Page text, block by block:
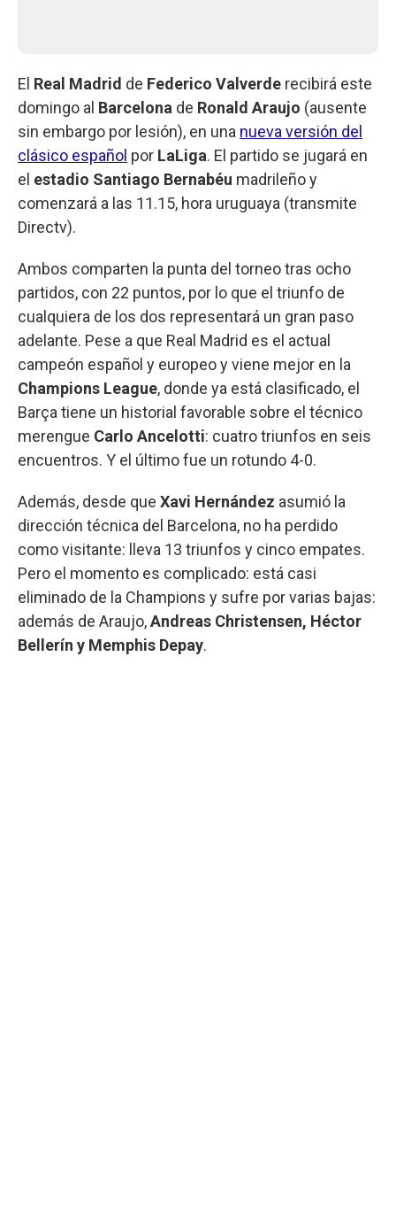
El Real Madrid de Federico Valverde recibirá este
domingo al Barcelona de Ronald Araujo (ausente
sin embargo por lesión), en una nueva versión del
clásico español por LaLiga. El partido se jugará en
el estadio Santiago Bernabéu madrileño y
comenzará a las 11.15, hora uruguaya (transmite
Directv).
Ambos comparten la punta del torneo tras ocho
partidos, con 22 puntos, por lo que el triunfo de
cualquiera de los dos representará un gran paso
adelante. Pese a que Real Madrid es el actual
campeón español y europeo y viene mejor en la
Champions League, donde ya está clasificado, el
Barça tiene un historial favorable sobre el técnico
merengue Carlo Ancelotti: cuatro triunfos en seis
encuentros. Y el último fue un rotundo 4-0.
Además, desde que Xavi Hernández asumió la
dirección técnica del Barcelona, no ha perdido
como visitante: lleva 13 triunfos y cinco empates.
Pero el momento es complicado: está casi
eliminado de la Champions y sufre por varias bajas:
además de Araujo,Andreas Christensen, Héctor
Bellerín y Memphis Depay.